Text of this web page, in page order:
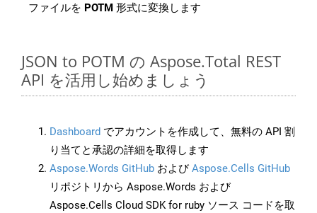
ファイルを POTM 形式に変換します
JSON to POTM の Aspose.Total REST
API を活用し始めましょう
Dashboard でアカウントを作成して、無料の API 割
り当てと承認の詳細を取得します
Aspose.Words GitHub およびAspose.Cells GitHub
リポジトリから Aspose.Words および
Aspose.Cells Cloud SDK for ruby ソース コードを取